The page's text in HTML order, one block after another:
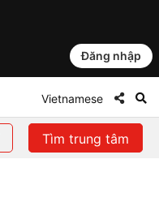
Đăng nhập
Vietnamese
Tìm trung tâm